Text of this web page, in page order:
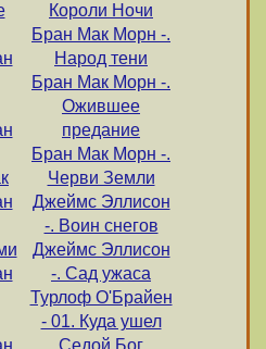
Короли Ночи
Бран Мак Морн -.
Народ тени
Бран Мак Морн -.
Ожившее
предание
Бран Мак Морн -.
Черви Земли
Джеймс Эллисон
-. Воин снегов
Джеймс Эллисон
-. Сад ужаса
Турлоф О'Брайен
- 01. Куда ушел
Седой Бог